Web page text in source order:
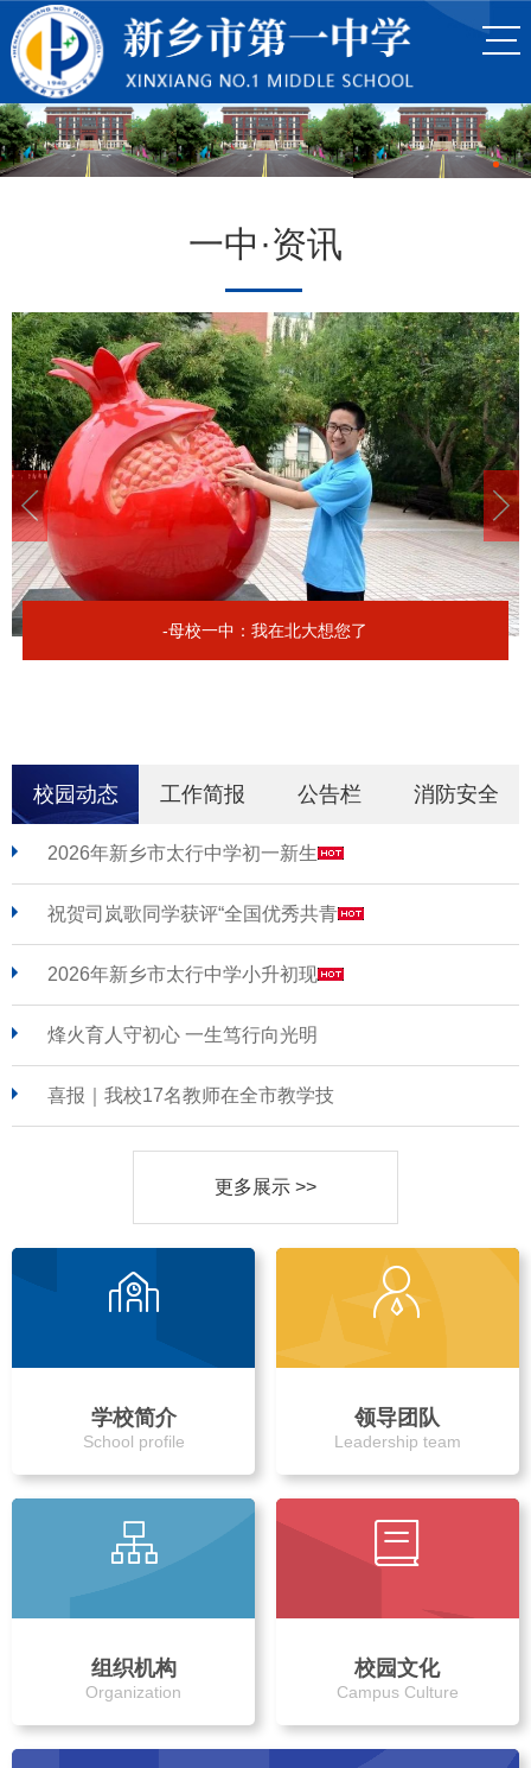
一中·资讯
-母校一中：我在北大想您了
校园动态 工作简报 公告栏 消防安全
2026年新乡市太行中学初一新生
祝贺司岚歌同学获评“全国优秀共青
2026年新乡市太行中学小升初现
烽火育人守初心 一生笃行向光明
喜报｜我校17名教师在全市教学技
更多展示 >>
学校简介
School profile
领导团队
Leadership team
组织机构
Organization
校园文化
Campus Culture